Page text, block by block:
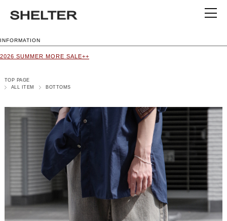
INFORMATION
2026 SUMMER MORE SALE++
TOP PAGE
ALL ITEM
BOTTOMS